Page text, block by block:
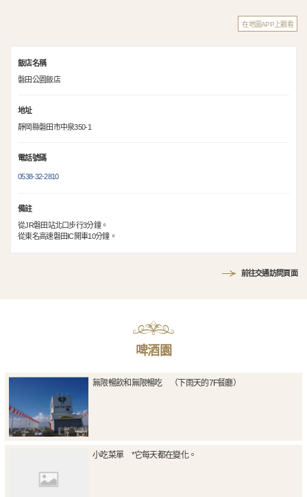
在地圖APP上觀看
飯店名稱
磐田公園飯店
地址
靜岡縣磐田市中泉350-1
電話號碼
0538-32-2810
備註
從JR磐田站北口步行3分鐘。
從東名高速磐田IC開車10分鐘。
前往交通訪問頁面
啤酒園
無限暢飲和無限暢吃 （下雨天的7F餐廳）
小吃菜單 *它每天都在變化。